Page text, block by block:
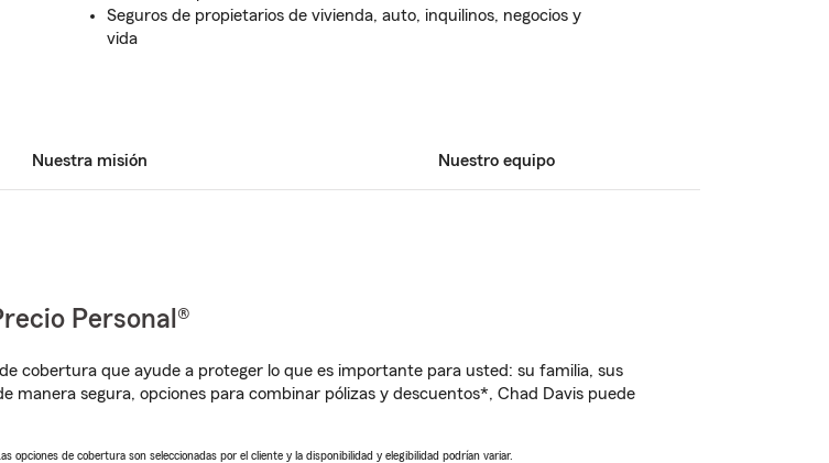
Seguros de propietarios de vivienda, auto, inquilinos, negocios y
vida
Nuestra misión Nuestro equipo
Personal®
cobertura que ayude a proteger lo que es importante para usted: su familia, sus
manera segura, opciones para combinar pólizas y descuentos*, Chad Davis puede
de cobertura son seleccionadas por el cliente y la disponibilidad y elegibilidad podrían variar.